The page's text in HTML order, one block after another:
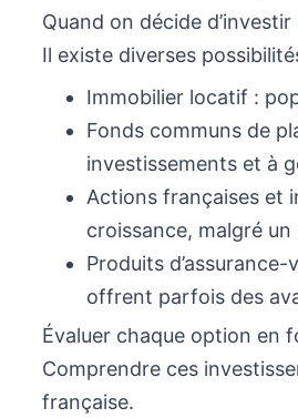
Quand on décide
Il existe diverses
Immobilier locatif :
Fonds communs de
investissements et à
Actions françaises et
croissance, malgré
Produits
offrent parfois des
Évaluer chaque option en
Comprendre ces
française.